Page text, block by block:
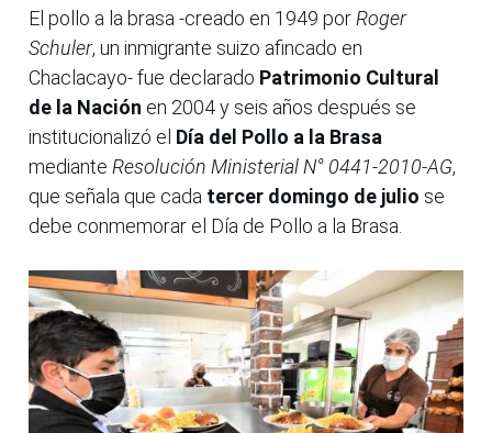
El pollo a la brasa -creado en 1949 porRoger
Schuler, un inmigrante suizo afincado en
Chaclacayo- fue declarado Patrimonio Cultural
de la Nación en 2004 y seis años después se
institucionalizó el Día del Pollo a la Brasa
mediante Resolución Ministerial N° 0441-2010-AG,
que señala que cada tercer domingo de julio se
debe conmemorar el Día de Pollo a la Brasa.